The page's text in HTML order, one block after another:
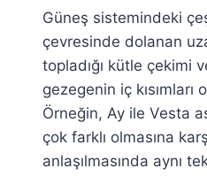
Fuat
Özyar
Güneş sistemindeki
çevresinde dolanan
topladığı kütle çekimi
gezegenin iç kısımları
Örneğin, Ay ile Vesta
çok farklı olmasına
anlaşılmasında aynı